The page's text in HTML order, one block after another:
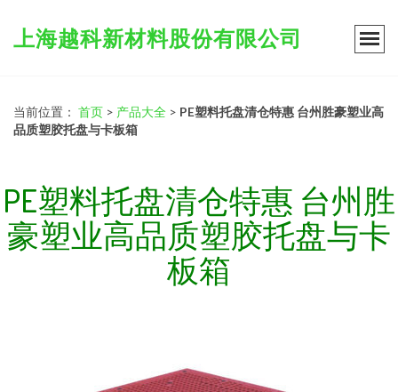
上海越科新材料股份有限公司
当前位置： 首页 > 产品大全 > PE塑料托盘清仓特惠 台州胜豪塑业高
品质塑胶托盘与卡板箱
PE塑料托盘清仓特惠 台州胜
豪塑业高品质塑胶托盘与卡
板箱